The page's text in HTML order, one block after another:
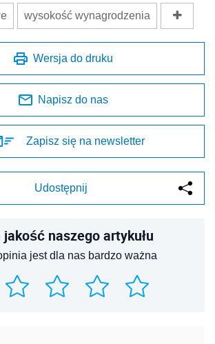
wysokość wynagrodzenia
Wersja do druku
Napisz do nas
Zapisz się na newsletter
Udostępnij
jakość naszego artykułu
jest dla nas bardzo ważna